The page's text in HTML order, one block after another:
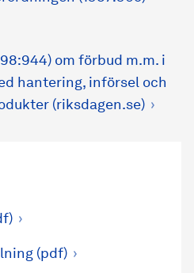
om förbud m.m. i
hantering, införsel och
(riksdagen.se)
(pdf)